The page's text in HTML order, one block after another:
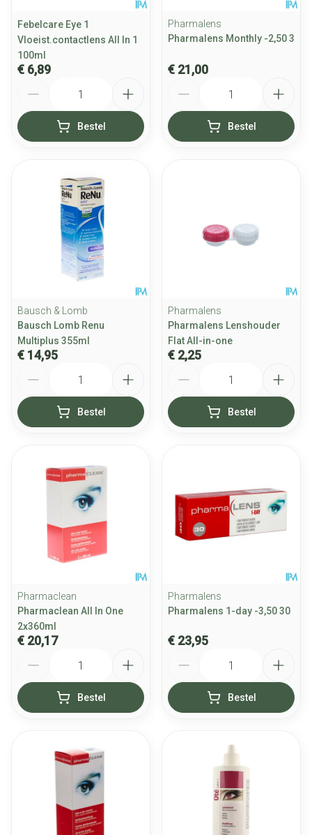
Febelcare Eye 1
Vloeist.contactlens All In 1
100ml
€ 6,89
Bestel
Pharmalens
Pharmalens Monthly -2,50 3
€ 21,00
Bestel
Bausch & Lomb
Bausch Lomb Renu
Multiplus 355ml
€ 14,95
Bestel
Pharmalens
Pharmalens Lenshouder
Flat All-in-one
€ 2,25
Bestel
Pharmaclean
Pharmaclean All In One
2x360ml
€ 20,17
Bestel
Pharmalens
Pharmalens 1-day -3,50 30
€ 23,95
Bestel